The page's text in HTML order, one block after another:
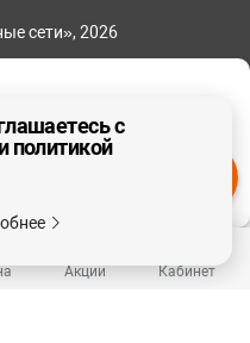
Акции Кабинет
сети», 2026
с
политикой